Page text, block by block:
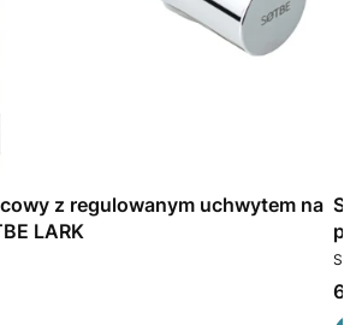
z regulowanym uchwytem na
LARK